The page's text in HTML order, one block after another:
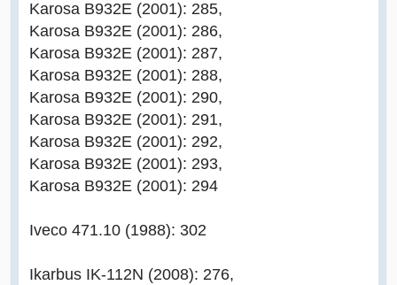
Karosa B932E (2001): 285,
Karosa B932E (2001): 286,
Karosa B932E (2001): 287,
Karosa B932E (2001): 288,
Karosa B932E (2001): 290,
Karosa B932E (2001): 291,
Karosa B932E (2001): 292,
Karosa B932E (2001): 293,
Karosa B932E (2001): 294
Iveco 471.10 (1988): 302
Ikarbus IK-112N (2008): 276,